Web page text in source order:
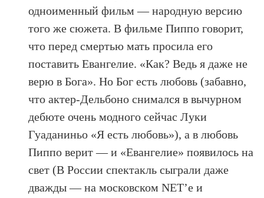
одноименный фильм — народную версию
того же сюжета. В фильме Пиппо говорит,
что перед смертью мать просила его
поставить Евангелие. «Как? Ведь я даже не
верю в Бога». Но Бог есть любовь (забавно,
что актер-Дельбоно снимался в вычурном
дебюте очень модного сейчас Луки
Гуаданиньо «Я есть любовь»), а в любовь
Пиппо верит — и «Евангелие» появилось на
свет (В России спектакль сыграли даже
дважды — на московском NET’е и